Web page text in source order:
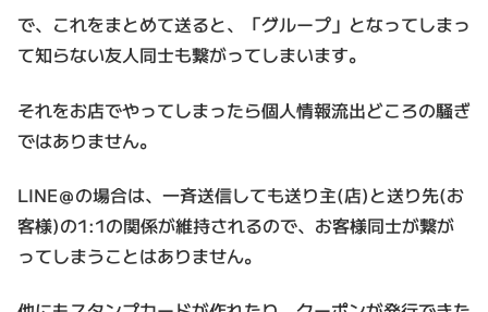
で、これをまとめて送ると、「グループ」となってしまっ
て知らない友人同士も繋がってしまいます。
それをお店でやってしまったら個人情報流出どころの騒ぎ
ではありません。
LINE＠の場合は、一斉送信しても送り主(店)と送り先(お
客様)の1:1の関係が維持されるので、お客様同士が繋が
ってしまうことはありません。